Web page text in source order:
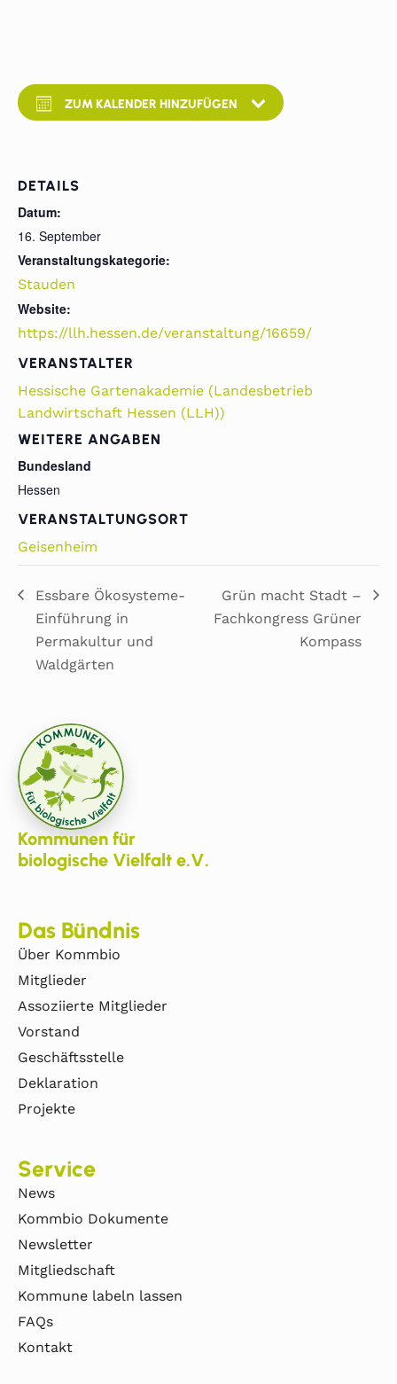
ZUM KALENDER HINZUFÜGEN
DETAILS
Datum:
16. September
Veranstaltungskategorie:
Stauden
Website:
https://llh.hessen.de/veranstaltung/16659/
VERANSTALTUNGSORT
Geisenheim
VERANSTALTER
Hessische Gartenakademie (Landesbetrieb
Landwirtschaft Hessen (LLH))
WEITERE ANGABEN
Bundesland
Hessen
Essbare Ökosysteme-
Einführung in
Permakultur und
Waldgärten
Grün macht Stadt –
Fachkongress Grüner
Kompass
Kommunen für
biologische Vielfalt e.V.
Das Bündnis
Über Kommbio
Mitglieder
Assoziierte Mitglieder
Vorstand
Geschäftsstelle
Deklaration
Projekte
Service
News
Kommbio Dokumente
Newsletter
Mitgliedschaft
Kommune labeln lassen
FAQs
Kontakt